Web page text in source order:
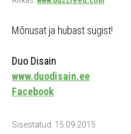
Mõnusat ja hubast sügist!
Duo Disain
www.duodisain.ee
Facebook
Sisestatud: 15.09.2015